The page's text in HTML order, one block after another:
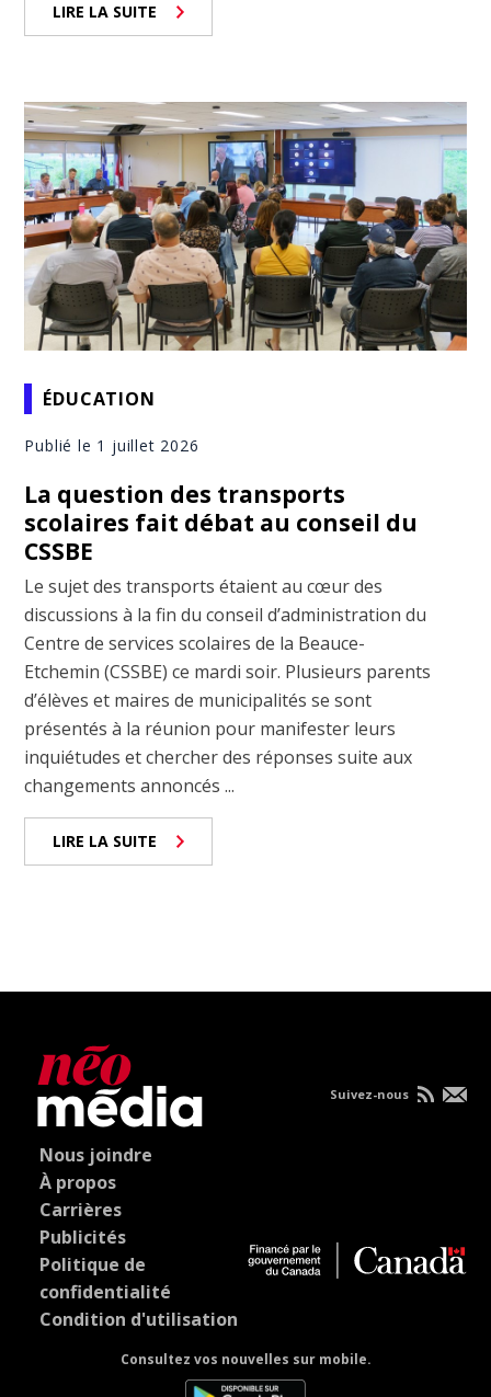
LIRE LA SUITE
ÉDUCATION
Publié le 1 juillet 2026
La question des transports
scolaires fait débat au conseil du
CSSBE
Le sujet des transports étaient au cœur des
discussions à la fin du conseil d’administration du
Centre de services scolaires de la Beauce-
Etchemin (CSSBE) ce mardi soir. Plusieurs parents
d’élèves et maires de municipalités se sont
présentés à la réunion pour manifester leurs
inquiétudes et chercher des réponses suite aux
changements annoncés ...
LIRE LA SUITE
Nous joindre
À propos
Carrières
Publicités
Politique de
confidentialité
Condition d'utilisation
Consultez vos nouvelles sur mobile.
Suivez-nous